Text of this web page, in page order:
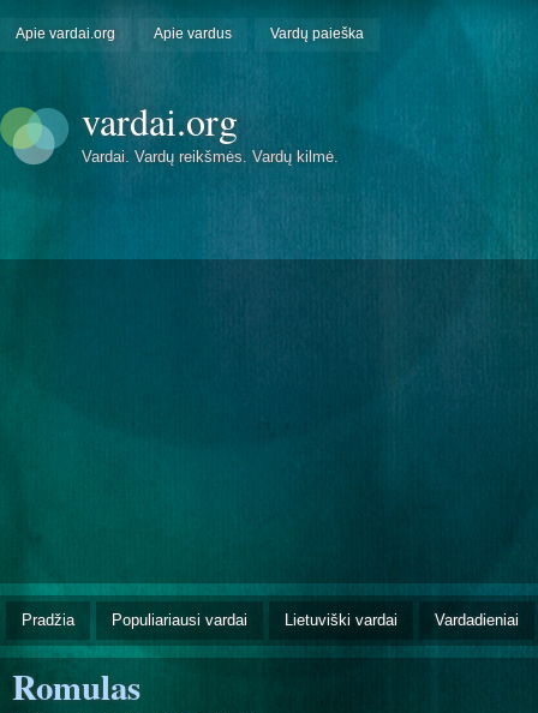
Apie vardai.org Apie vardus Vardų paieška
vardai.org
Vardai. Vardų reikšmės. Vardų kilmė.
Pradžia Populiariausi vardai Lietuviški vardai Vardadieniai
Romulas